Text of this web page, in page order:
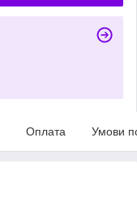
Оплата Умови